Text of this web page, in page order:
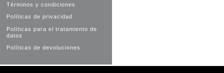
Términos y condiciones
Políticas de privacidad
Políticas para el tratamiento de
datos
Políticas de devoluciones